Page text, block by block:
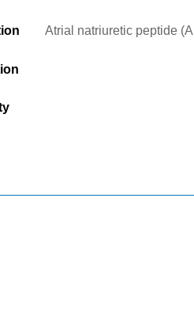
Atrial natriuretic peptide